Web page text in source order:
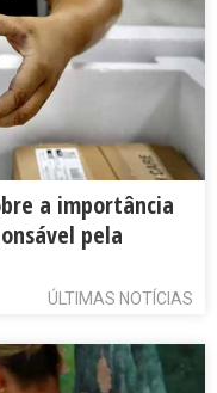
a importância
pela
ÚLTIMAS NOTÍCIAS